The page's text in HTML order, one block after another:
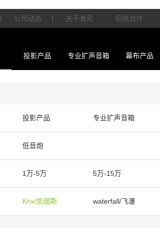
| 公司动态 | 关于者尼 招商合作
投影产品 专业扩声音箱 幕布产品
投影产品 专业扩声音箱
低音炮
1万-5万 5万-15万
Krix/凯瑞斯 waterfall/飞瀑